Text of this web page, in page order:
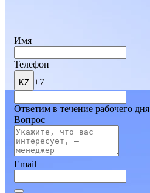
Имя
Телефон
KZ +7
Ответим в течение рабочего дня
Вопрос
Email